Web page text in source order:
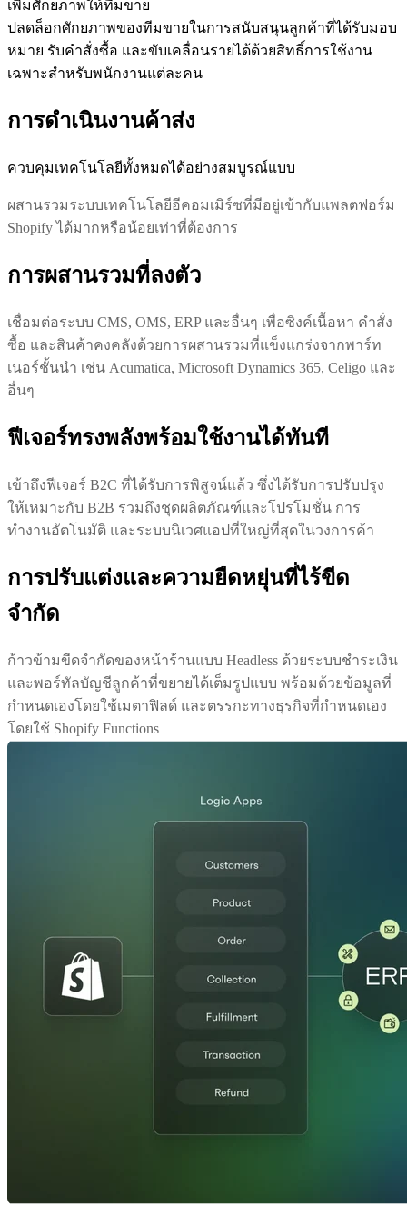
เพิ่มศักยภาพให้ทีมขาย
ปลดล็อกศักยภาพของทีมขายในการสนับสนุนลูกค้าที่ได้รับมอบ
หมาย รับคำสั่งซื้อ และขับเคลื่อนรายได้ด้วยสิทธิ์การใช้งาน
เฉพาะสำหรับพนักงานแต่ละคน
การดำเนินงานค้าส่ง
ควบคุมเทคโนโลยีทั้งหมดได้อย่างสมบูรณ์แบบ
ผสานรวมระบบเทคโนโลยีอีคอมเมิร์ซที่มีอยู่เข้ากับแพลตฟอร์ม
Shopify ได้มากหรือน้อยเท่าที่ต้องการ
การผสานรวมที่ลงตัว
เชื่อมต่อระบบ CMS, OMS, ERP และอื่นๆ เพื่อซิงค์เนื้อหา คำสั่ง
ซื้อ และสินค้าคงคลังด้วยการผสานรวมที่แข็งแกร่งจากพาร์ท
เนอร์ชั้นนำ เช่น Acumatica, Microsoft Dynamics 365, Celigo และ
อื่นๆ
ฟีเจอร์ทรงพลังพร้อมใช้งานได้ทันที
เข้าถึงฟีเจอร์ B2C ที่ได้รับการพิสูจน์แล้ว ซึ่งได้รับการปรับปรุง
ให้เหมาะกับ B2B รวมถึงชุดผลิตภัณฑ์และโปรโมชั่น การ
ทำงานอัตโนมัติ และระบบนิเวศแอปที่ใหญ่ที่สุดในวงการค้า
การปรับแต่งและความยืดหยุ่นที่ไร้ขีด
จำกัด
ก้าวข้ามขีดจำกัดของหน้าร้านแบบ Headless ด้วยระบบชำระเงิน
และพอร์ทัลบัญชีลูกค้าที่ขยายได้เต็มรูปแบบ พร้อมด้วยข้อมูลที่
กำหนดเองโดยใช้เมตาฟิลด์ และตรรกะทางธุรกิจที่กำหนดเอง
โดยใช้ Shopify Functions